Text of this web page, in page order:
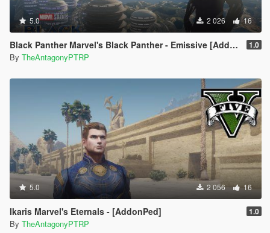
5.0 2 026 16
Black Panther Marvel's Black Panther - Emissive [Addon Ped] 1.0
By TheAntagonyPTRP
5.0 2 056 16
Ikaris Marvel's Eternals - [AddonPed] 1.0
By TheAntagonyPTRP